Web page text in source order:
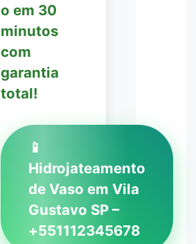
o em 30
minutos
com
garantia
total!
📱
Hidrojateamento
de Vaso em Vila
Gustavo SP –
+551112345678